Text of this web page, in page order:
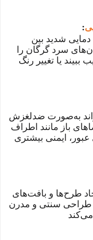
:
دمایی شدید بین
سرد گرگان را
ببیند یا تغییر رنگ
به‌صورت ضدلغزش
باز مانند اطراف
ایمنی بیشتری
طرح‌ها و بافت‌های
طراحی سنتی و مدرن